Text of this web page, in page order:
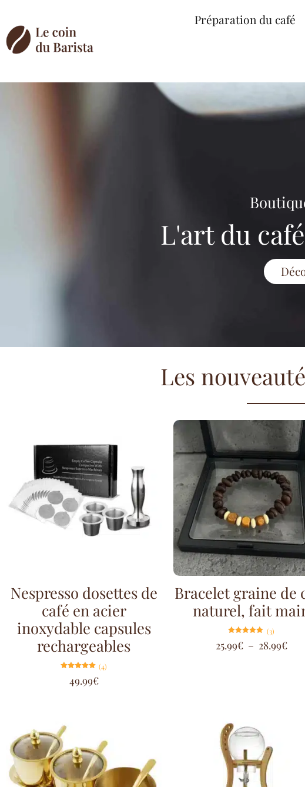
Préparation du café
L'art du
Les
Nespresso dosettes de
café en acier
inoxydable capsules
rechargeables
5.00
sur 5
(4)
49.99€
Bracelet graine de
naturel, fait
5.00
sur 5
(3)
25.99€ – 28.99€